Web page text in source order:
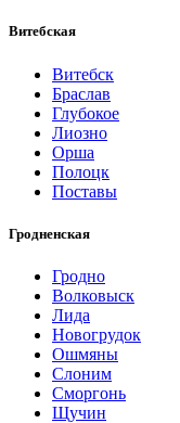
Витебская
Витебск
Браслав
Глубокое
Лиозно
Орша
Полоцк
Поставы
Гродненская
Гродно
Волковыск
Лида
Новогрудок
Ошмяны
Слоним
Сморгонь
Щучин